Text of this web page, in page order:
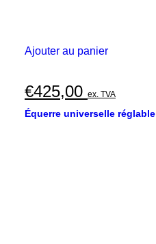
Ajouter au panier
€425,00 ex. TVA
Équerre universelle réglable